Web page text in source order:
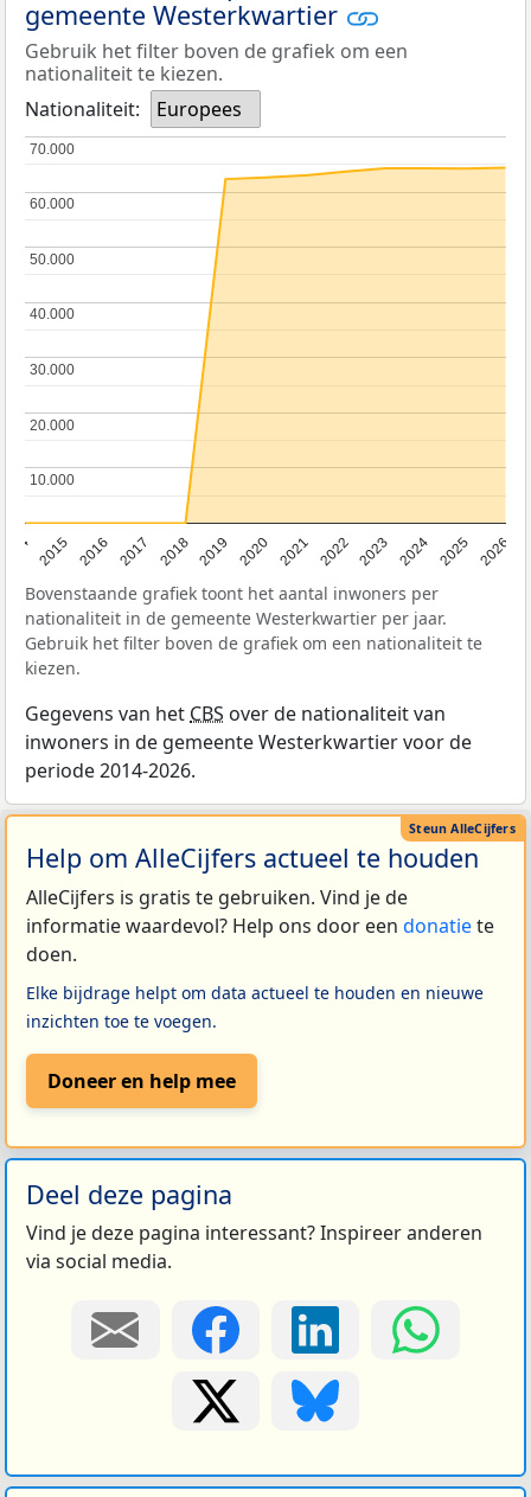
gemeente Westerkwartier
Gebruik het filter boven de grafiek om een
nationaliteit te kiezen.
Nationaliteit:
Europees
2015 2016 2017 2018 2019 2020 2021 2022 2023 2024 2025 2026
10.000
10.000
20.000
20.000
30.000
30.000
40.000
40.000
50.000
50.000
60.000
60.000
70.000
70.000
Bovenstaande grafiek toont het aantal inwoners per
nationaliteit in de gemeente Westerkwartier per jaar.
Gebruik het filter boven de grafiek om een nationaliteit te
kiezen.
Gegevens van het CBS over de nationaliteit van
inwoners in de gemeente Westerkwartier voor de
periode 2014-2026.
Help om AlleCijfers actueel te houden
AlleCijfers is gratis te gebruiken. Vind je de
informatie waardevol? Help ons door een donatiete
doen.
Elke bijdrage helpt om data actueel te houden en nieuwe
inzichten toe te voegen.
Doneer en help mee
Deel deze pagina
Vind je deze pagina interessant? Inspireer anderen
via social media.